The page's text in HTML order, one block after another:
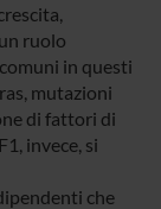
ruolo
in questi
mutazioni
di fattori di
invece, si
che